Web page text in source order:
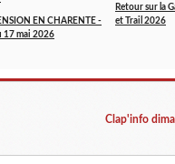
EN CHARENTE -
17 mai 2026
Retour sur la
et Trail 2026
Clap'info